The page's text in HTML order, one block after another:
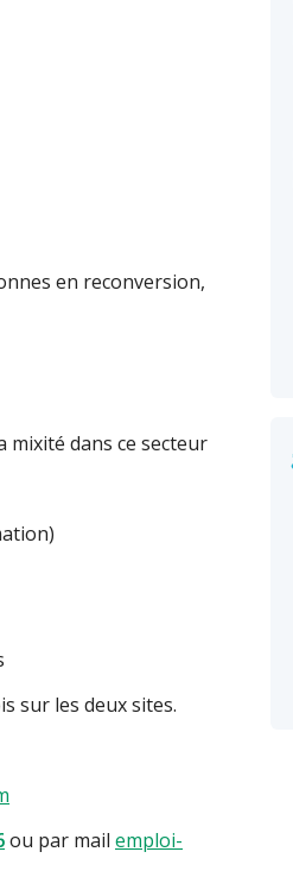
en reconversion,
dans ce secteur
sur les deux sites.
ou par mail emploi-